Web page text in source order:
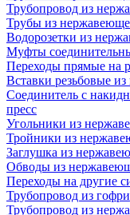
Трубопровод из
Трубы из
Водорозетки из
Муфты
Переходы прямые на
Вставки резьбовые
Соединитель с
пресс
Угольники из
Тройники из
Заглушка из
Обводы из
Переходы на другие
Трубопровод из
Трубопровод из